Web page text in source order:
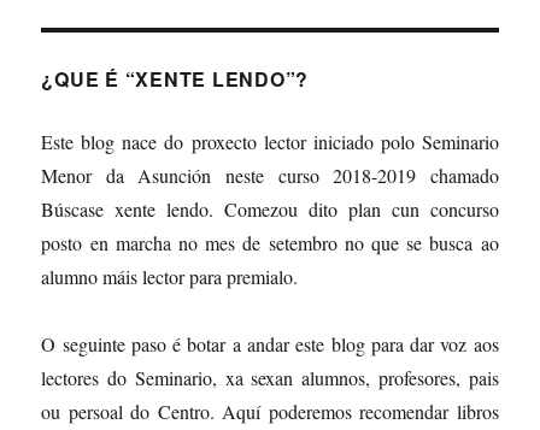
¿QUE É “XENTE LENDO”?
Este blog nace do proxecto lector iniciado polo Seminario
Menor da Asunción neste curso 2018-2019 chamado
Búscase xente lendo. Comezou dito plan cun concurso
posto en marcha no mes de setembro no que se busca ao
alumno máis lector para premialo.
O seguinte paso é botar a andar este blog para dar voz aos
lectores do Seminario, xa sexan alumnos, profesores, pais
ou persoal do Centro. Aquí poderemos recomendar libros